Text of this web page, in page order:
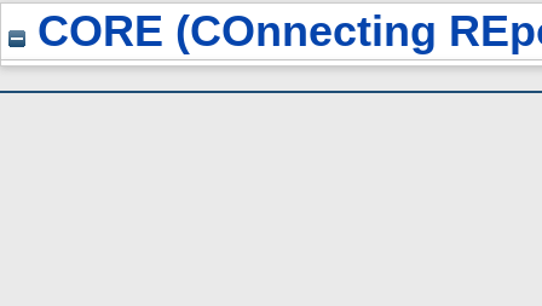
CORE (COnnecting